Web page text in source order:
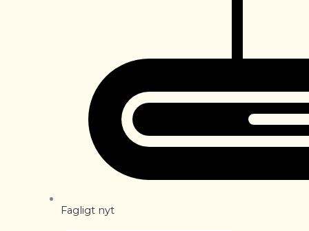
Fagligt nyt